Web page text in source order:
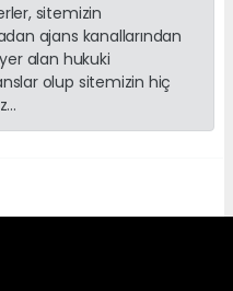
sitemizin
ajans kanallarından
alan hukuki
olup sitemizin hiç